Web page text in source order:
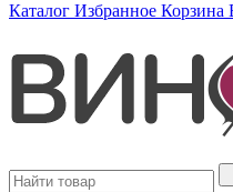
Каталог Избранное Корзина